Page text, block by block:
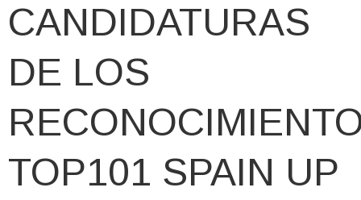
CANDIDATURAS
DE LOS
TOP101 SPAIN UP